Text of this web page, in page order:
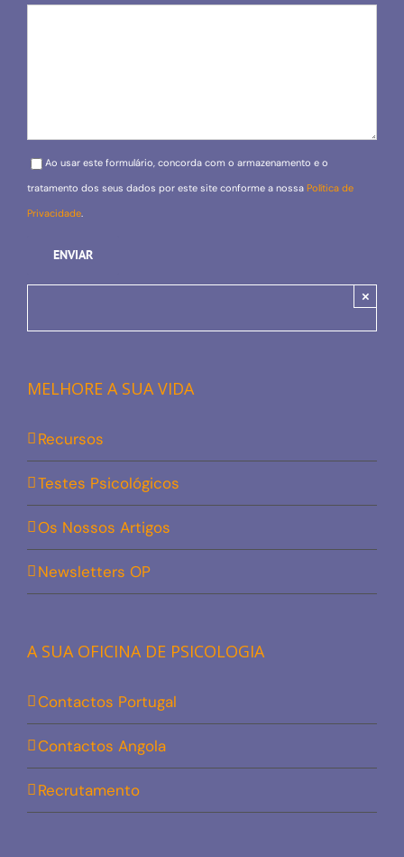
Please leave this field empty.
Ao usar este formulário, concorda com o armazenamento e o
tratamento dos seus dados por este site conforme a nossa Política de
Privacidade.
×
MELHORE A SUA VIDA
Recursos
Testes Psicológicos
Os Nossos Artigos
Newsletters OP
A SUA OFICINA DE PSICOLOGIA
Contactos Portugal
Contactos Angola
Recrutamento